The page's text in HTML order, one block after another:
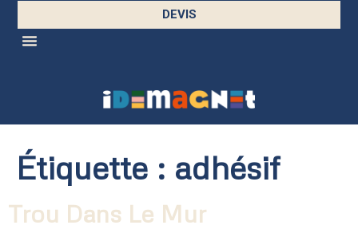
DEVIS
Étiquette : adhésif
Trou Dans Le Mur